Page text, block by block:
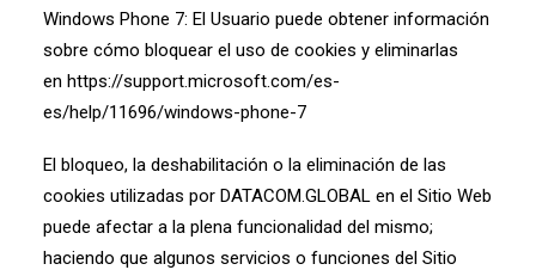
Windows Phone 7: El Usuario puede obtener información
sobre cómo bloquear el uso de cookies y eliminarlas
en https://support.microsoft.com/es-
es/help/11696/windows-phone-7
El bloqueo, la deshabilitación o la eliminación de las
cookies utilizadas por DATACOM.GLOBAL en el Sitio Web
puede afectar a la plena funcionalidad del mismo;
haciendo que algunos servicios o funciones del Sitio